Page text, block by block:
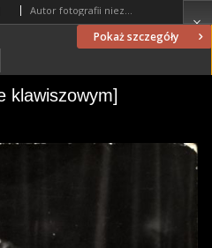
Pokaż szczegóły
Autor fotografii nieznany